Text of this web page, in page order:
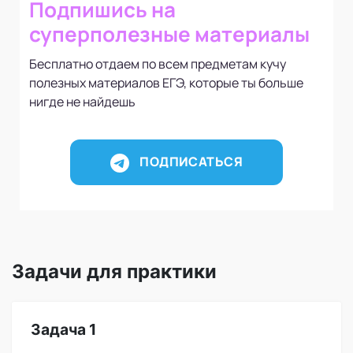
Подпишись на
суперполезные материалы
Бесплатно отдаем по всем предметам кучу
полезных материалов ЕГЭ, которые ты больше
нигде не найдешь
ПОДПИСАТЬСЯ
Задачи для практики
Задача 1